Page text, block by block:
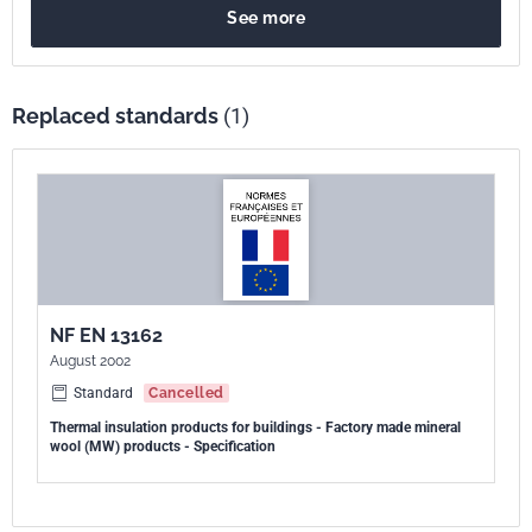
d'étiquetage. Le présent document ne spécifie pas, pour une propriété
donnée, le niveau exigé que doit atteindre un produit pour démontrer
du domaine d'application : les produits dont la résistance thermique
est supérieure à 0,060 W/(m.K), les produits mis en ceuvre in situ et
ceux destinés à être utilisés pour l'isolation des équipements du
partie d'une série de normes relatives aux produits isolants
thermiques utilisés dans le bâtiment, cependant le présent document
peut être utilisé dans d'autres domaines lorsque cela est approprié.
See more
Replaced standards (1)
NF EN 13162
August 2002
Standard
Cancelled
Thermal insulation products for buildings - Factory made mineral
wool (MW) products - Specification